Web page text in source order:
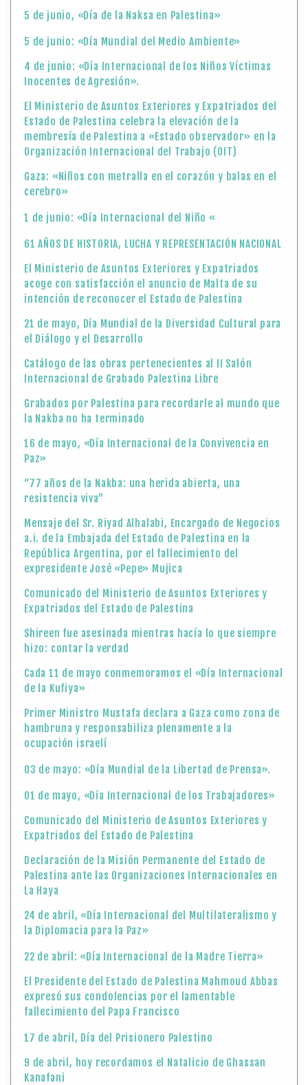
5 de junio, «Día de la Naksa en Palestina»
5 de junio: «Día Mundial del Medio Ambiente»
4 de junio: «Día Internacional de los Niños Víctimas
Inocentes de Agresión».
El Ministerio de Asuntos Exteriores y Expatriados del
Estado de Palestina celebra la elevación de la
membresía de Palestina a «Estado observador» en la
Organización Internacional del Trabajo (OIT)
Gaza: «Niños con metralla en el corazón y balas en el
cerebro»
1 de junio: «Día Internacional del Niño «
61 AÑOS DE HISTORIA, LUCHA Y REPRESENTACIÓN NACIONAL
El Ministerio de Asuntos Exteriores y Expatriados
acoge con satisfacción el anuncio de Malta de su
intención de reconocer el Estado de Palestina
21 de mayo, Día Mundial de la Diversidad Cultural para
el Diálogo y el Desarrollo
Catálogo de las obras pertenecientes al II Salón
Internacional de Grabado Palestina Libre
Grabados por Palestina para recordarle al mundo que
la Nakba no ha terminado
16 de mayo, «Día Internacional de la Convivencia en
Paz»
“77 años de la Nakba: una herida abierta, una
resistencia viva”
Mensaje del Sr. Riyad Alhalabi, Encargado de Negocios
a.i. de la Embajada del Estado de Palestina en la
República Argentina, por el fallecimiento del
expresidente José «Pepe» Mujica
Comunicado del Ministerio de Asuntos Exteriores y
Expatriados del Estado de Palestina
Shireen fue asesinada mientras hacía lo que siempre
hizo: contar la verdad
Cada 11 de mayo conmemoramos el «Día Internacional
de la Kufiya»
Primer Ministro Mustafa declara a Gaza como zona de
hambruna y responsabiliza plenamente a la
ocupación israelí
03 de mayo: «Día Mundial de la Libertad de Prensa».
01 de mayo, «Día Internacional de los Trabajadores»
Comunicado del Ministerio de Asuntos Exteriores y
Expatriados del Estado de Palestina
Declaración de la Misión Permanente del Estado de
Palestina ante las Organizaciones Internacionales en
La Haya
24 de abril, «Día Internacional del Multilateralismo y
la Diplomacia para la Paz»
22 de abril: «Día Internacional de la Madre Tierra»
El Presidente del Estado de Palestina Mahmoud Abbas
expresó sus condolencias por el lamentable
fallecimiento del Papa Francisco
17 de abril, Día del Prisionero Palestino
9 de abril, hoy recordamos el Natalicio de Ghassan
Kanafani